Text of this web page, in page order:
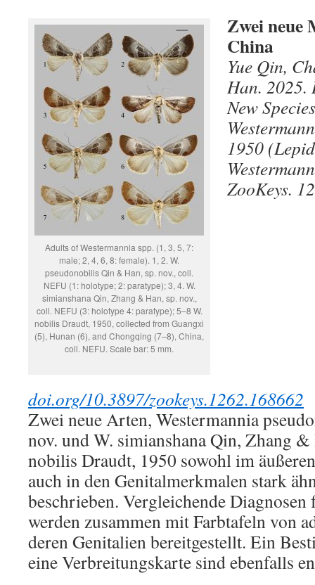
Adults of Westermannia spp. (1, 3, 5, 7:
male; 2, 4, 6, 8: female). 1, 2. W.
pseudonobilis Qin & Han, sp. nov., coll.
NEFU (1: holotype; 2: paratype); 3, 4. W.
simianshana Qin, Zhang & Han, sp. nov.,
coll. NEFU (3: holotype 4: paratype); 5–8 W.
nobilis Draudt, 1950, collected from Guangxi
(5), Hunan (6), and Chongqing (7–8), China,
coll. NEFU. Scale bar: 5 mm.
Zwei neue
China
Yue Qin,
Han. 2025.
New
1950
ZooKeys.
doi.org/10.3897/zookeys.1262.168662
Zwei neue Arten, Westermannia
nov. und W. simianshana Qin, Zhang
nobilis Draudt, 1950 sowohl im
auch in den Genitalmerkmalen stark
beschrieben. Vergleichende
werden zusammen mit Farbtafeln von
deren Genitalien bereitgestellt. Ein
eine Verbreitungskarte sind ebenfalls